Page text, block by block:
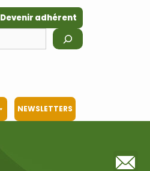
Devenir adhérent
NEWSLETTERS